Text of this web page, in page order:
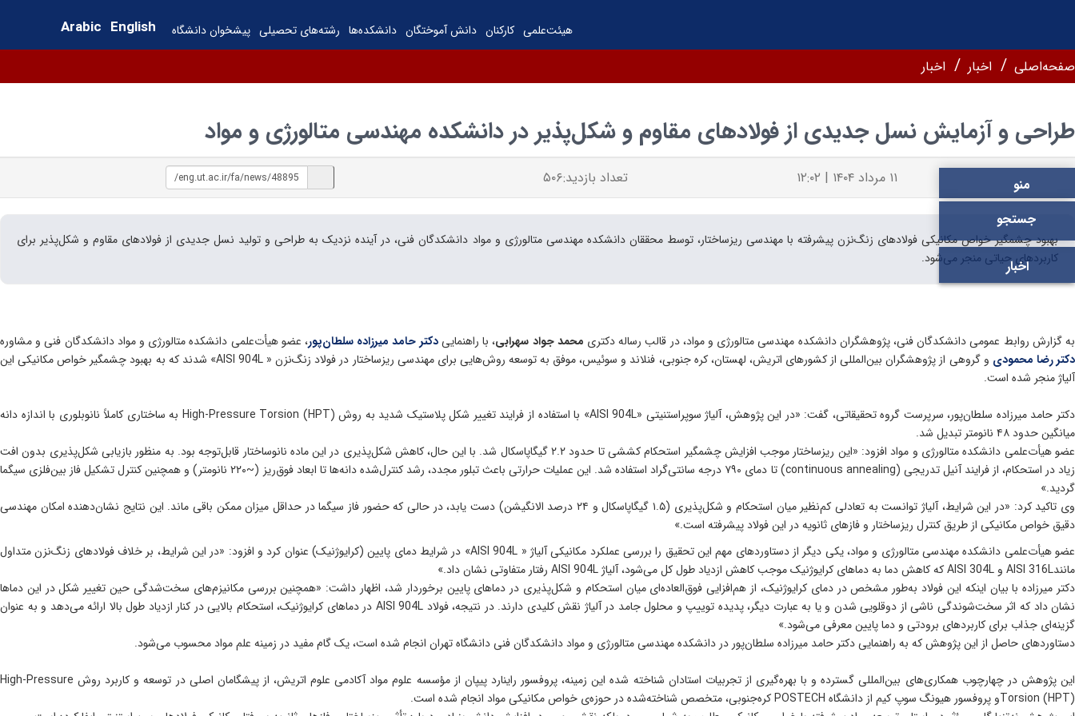
English
Arabic هیئت‌علمی کارکنان دانش آموختگان دانشکده‌ها رشته‌های تحصیلی پیشخوان دانشگاه
منو
جستجو
اخبار
صفحه‌اصلی اخبار اخبار
طراحی و آزمایش نسل جدیدی از فولادهای مقاوم و شکل‌پذیر در دانشکده مهندسی متالورژی و مواد
تعداد بازدید:۵۰۶
بهبود چشمگیر خواص مکانیکی فولادهای زنگ‌نزن پیشرفته با مهندسی ریزساختار، توسط محققان دانشکده مهندسی متالورژی و مواد دانشکدگان فنی، در آینده نزدیک به طراحی و تولید نسل جدیدی از فولادهای مقاوم و شکل‌پذیر برای
کاربردهای حیاتی منجر می‌شود.
به گزارش روابط عمومی دانشکدگان فنی، پژوهشگران دانشکده مهندسی متالورژی و مواد، در قالب رساله دکتری محمد جواد سهرابی، با راهنماییدکتر حامد میرزاده سلطان‌پور، عضو هیأت‌علمی دانشکده متالورژی و مواد دانشکدگان فنی و مشاوره
دکتر رضا محمودی
و گروهی از پژوهشگران بین‌المللی از کشورهای اتریش، لهستان، کره جنوبی، فنلاند و سوئیس، موفق به توسعه روش‌هایی برای مهندسی ریزساختار در فولاد زنگ‌نزن « AISI 904L» شدند که به بهبود چشمگیر خواص مکانیکی این
آلیاژ منجر شده است.
دکتر حامد میرزاده سلطان‌پور، سرپرست گروه تحقیقاتی، گفت: «در این پژوهش، آلیاژ سوپراستنیتی «AISI 904L» با استفاده از فرایند تغییر شکل پلاستیک شدید به روش High-Pressure Torsion (HPT) به ساختاری کاملاً نانوبلوری با اندازه دانه
میانگین حدود ۴۸ نانومتر تبدیل شد.
عضو هیأت‌علمی دانشکده متالورژی و مواد افزود: «این ریزساختار موجب افزایش چشمگیر استحکام کششی تا حدود ۲.۲ گیگاپاسکال شد. با این حال، کاهش شکل‌پذیری در این ماده نانوساختار قابل‌توجه بود. به منظور بازیابی شکل‌پذیری بدون افت
زیاد در استحکام، از فرایند آنیل تدریجی (continuous annealing) تا دمای ۷۹۰ درجه سانتی‌گراد استفاده شد. این عملیات حرارتی باعث تبلور مجدد، رشد کنترل‌شده دانه‌ها تا ابعاد فوق‌ریز (~۲۲۰ نانومتر) و همچنین کنترل تشکیل فاز بین‌فلزی سیگما
گردید.»
وی تاکید کرد: «در این شرایط، آلیاژ توانست به تعادلی کم‌نظیر میان استحکام و شکل‌پذیری (۱.۵ گیگاپاسکال و ۲۴ درصد الانگیشن) دست یابد، در حالی که حضور فاز سیگما در حداقل میزان ممکن باقی ماند. این نتایج نشان‌دهنده امکان مهندسی
دقیق خواص مکانیکی از طریق کنترل ریزساختار و فازهای ثانویه در این فولاد پیشرفته است.»
عضو هیأت‌علمی دانشکده مهندسی متالورژی و مواد، یکی دیگر از دستاوردهای مهم این تحقیق را بررسی عملکرد مکانیکی آلیاژ « AISI 904L» در شرایط دمای پایین (کرایوژنیک) عنوان کرد و افزود: «در این شرایط، بر خلاف فولادهای زنگ‌نزن متداول
مانندAISI 316L و AISI 304L که کاهش دما به دماهای کرایوژنیک موجب کاهش ازدیاد طول کل می‌شود، آلیاژ AISI 904L رفتار متفاوتی نشان داد.»
دکتر میرزاده با بیان اینکه این فولاد به‌طور مشخص در دمای کرایوژنیک، از هم‌افزایی فوق‌العاده‌ای میان استحکام و شکل‌پذیری در دماهای پایین برخوردار شد، اظهار داشت: «همچنین بررسی مکانیزم‌های سخت‌شدگی حین تغییر شکل در این دماها
نشان داد که اثر سخت‌شوندگی ناشی از دوقلویی شدن و یا به عبارت دیگر، پدیده توییپ و محلول جامد در آلیاژ نقش کلیدی دارند. در نتیجه، فولاد AISI 904L در دماهای کرایوژنیک، استحکام بالایی در کنار ازدیاد طول بالا ارائه می‌دهد و به عنوان
گزینه‌ای جذاب برای کاربردهای برودتی و دما پایین معرفی می‌شود.»
دستاوردهای حاصل از این پژوهش که به راهنمایی دکتر حامد میرزاده سلطان‌پور در دانشکده مهندسی متالورژی و مواد دانشکدگان فنی دانشگاه تهران انجام شده است، یک گام مفید در زمینه علم مواد محسوب می‌شود.
این پژوهش در چهارچوب همکاری‌های بین‌المللی گسترده و با بهره‌گیری از تجربیات استادان شناخته شده این زمینه، پروفسور راینارد پیپان از مؤسسه علوم مواد آکادمی علوم اتریش، از پیشگامان اصلی در توسعه و کاربرد روش High-Pressure
Torsion (HPT)و پروفسور هیونگ سوپ کیم از دانشگاه POSTECH کره‌جنوبی، متخصص شناخته‌شده در حوزه‌ی خواص مکانیکی مواد انجام شده است.